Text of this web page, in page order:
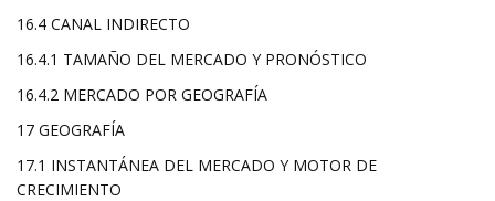
16.4 CANAL INDIRECTO
16.4.1 TAMAÑO DEL MERCADO Y PRONÓSTICO
16.4.2 MERCADO POR GEOGRAFÍA
17 GEOGRAFÍA
17.1 INSTANTÁNEA DEL MERCADO Y MOTOR DE
CRECIMIENTO